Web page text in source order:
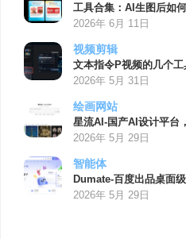
工具合集：AI生图后如
2026年 6月 11日
视频剪辑
文本指令P视频的几个工
2026年 5月 31日
绘画网站
星流AI-国产AI设计平台
2026年 5月 29日
智能体
Dumate-百度出品桌面
2026年 5月 29日